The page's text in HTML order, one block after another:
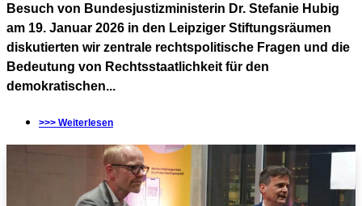
Besuch von Bundesjustizministerin Dr. Stefanie Hubig
am 19. Januar 2026 in den Leipziger Stiftungsräumen
diskutierten wir zentrale rechtspolitische Fragen und die
Bedeutung von Rechtsstaatlichkeit für den
demokratischen...
>>> Weiterlesen